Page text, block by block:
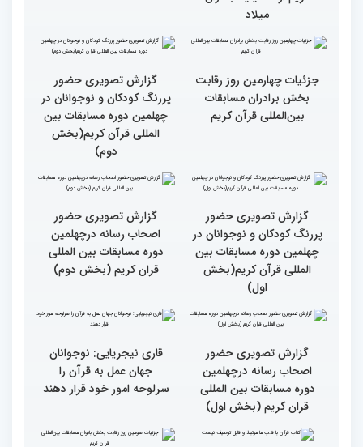
گزارش تصویری بازدید
مسابقات بین المللی قرآن
کریم از حسینیه جماران
میلاد
مردم مفاهیم و تعالیم قرآن
را در زندگی به کار گیرند
جزئیات چهارمین روز رقابت
بین‌المللی قرآن کریم
گزارش تصویری حضور
چهلمین دوره مسابقات بین
المللی قرآن کریم(بخش
دوم)
گزارش تصویری حضور
چهلمین دوره مسابقات بین
المللی قرآن کریم(بخش
اول)
گزارش تصویری حضور
دوره مسابقات بین المللی
قران کریم (بخش دوم)